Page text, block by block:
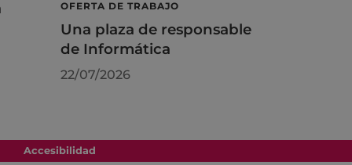
OFERTA DE TRABAJO
Una plaza de responsable
de Informática
22/07/2026
Accesibilidad